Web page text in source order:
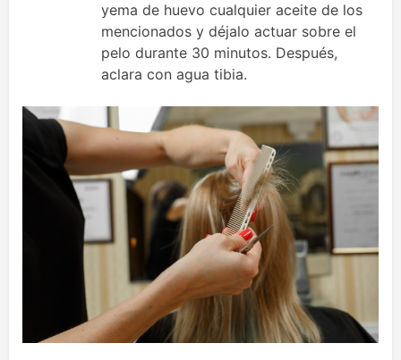
yema de huevo cualquier aceite de los
mencionados y déjalo actuar sobre el
pelo durante 30 minutos. Después,
aclara con agua tibia.